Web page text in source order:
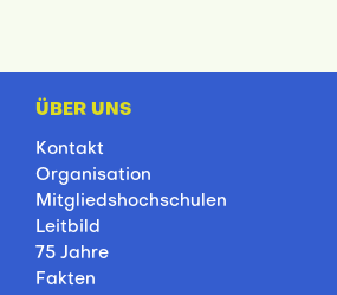
ÜBER UNS
Kontakt
Organisation
Mitgliedshochschulen
Leitbild
75 Jahre
Fakten